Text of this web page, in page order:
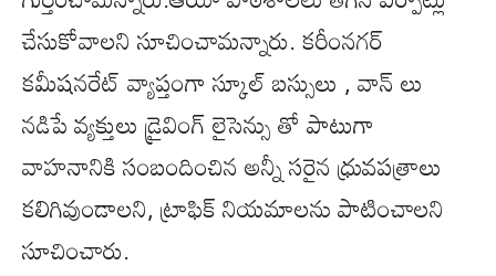
చేసుకోవాలని సూచించామన్నారు. కరీంనగర్
కమీషనరేట్ వ్యాప్తంగా స్కూల్ బస్సులు , వాన్ లు
నడిపే వ్యక్తులు డ్రైవింగ్ లైసెన్సు తో పాటుగా
వాహనానికి సంబందించిన అన్నీ సరైన ధ్రువపత్రాలు
కలిగివుండాలని, ట్రాఫిక్ నియమాలను పాటించాలని
సూచించారు.